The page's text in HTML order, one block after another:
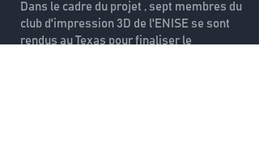
Dans le cadre du projet , sept membres du
club d'impression 3D de l'ENISE se sont
rendus au Texas pour finaliser le